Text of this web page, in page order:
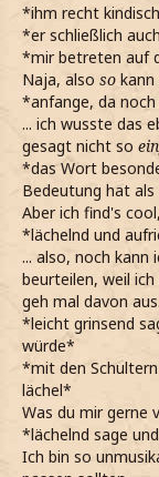
*ihm recht
*er schließlich
*mir betreten auf
Naja, also so
*anfange, da
... ich wusste das
gesagt nicht so
*das Wort
Bedeutung hat als
Aber ich find's
*lächelnd und
... also, noch kann
beurteilen, weil
geh mal davon aus.
*leicht grinsend
würde*
*mit den
lächel*
Was du mir gerne
*lächelnd sage
Ich bin so